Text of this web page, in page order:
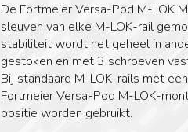
De Fortmeier Versa-Pod M-LOK
sleuven van elke M-LOK-rail
stabiliteit wordt het geheel in
gestoken en met 3 schroeven
Bij standaard M-LOK-rails met
Fortmeier Versa-Pod M-LOK-
positie worden gebruikt.